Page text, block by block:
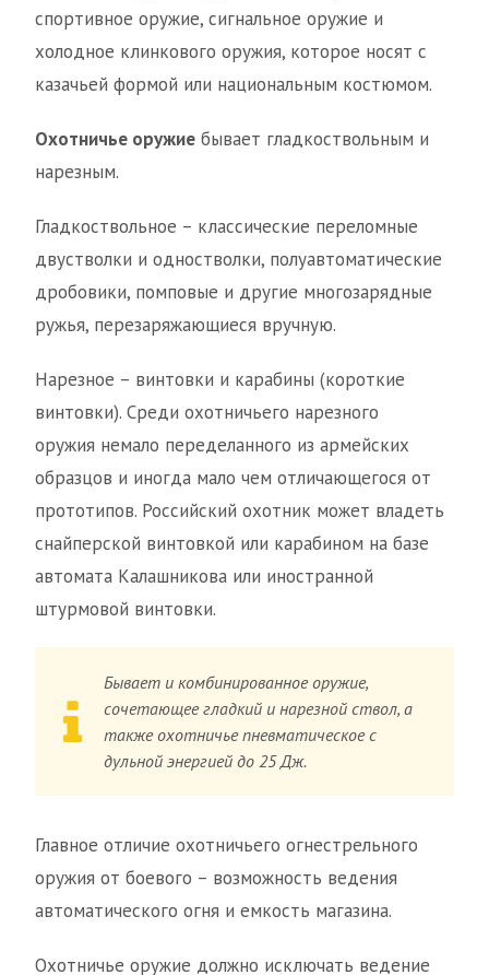
спортивное оружие, сигнальное оружие и
холодное клинкового оружия, которое носят с
казачьей формой или национальным костюмом.
Охотничье оружие бывает гладкоствольным и
нарезным.
Гладкоствольное – классические переломные
двустволки и одностволки, полуавтоматические
дробовики, помповые и другие многозарядные
ружья, перезаряжающиеся вручную.
Нарезное – винтовки и карабины (короткие
винтовки). Среди охотничьего нарезного
оружия немало переделанного из армейских
образцов и иногда мало чем отличающегося от
прототипов. Российский охотник может владеть
снайперской винтовкой или карабином на базе
автомата Калашникова или иностранной
штурмовой винтовки.
Бывает и комбинированное оружие,
сочетающее гладкий и нарезной ствол, а
также охотничье пневматическое с
дульной энергией до 25 Дж.
Главное отличие охотничьего огнестрельного
оружия от боевого – возможность ведения
автоматического огня и емкость магазина.
Охотничье оружие должно исключать ведение